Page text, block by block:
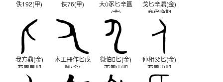
佚192(甲) 佚76(甲)
大豕匕辛簋
(金)
商代晚期
戈匕辛鼎(金)
商代晚期
我方鼎(金)
西周早期
木工冊作匕戊
鼎(金)
西周早期
微伯𤼈匕(金)
西周中期
仲枏父匕(金)
西周中期